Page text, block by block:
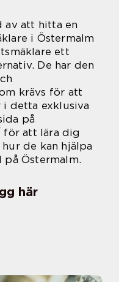
av att hitta en
i Östermalm
ett
De har den
krävs för att
i detta exklusiva
på
för att lära dig
de kan hjälpa
Östermalm.
här